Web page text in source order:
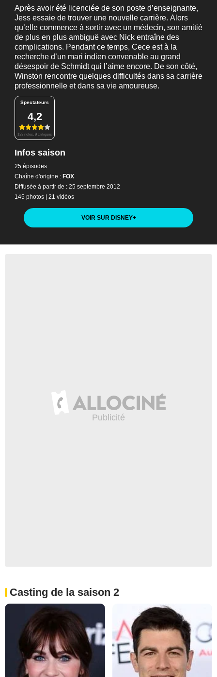
Après avoir été licenciée de son poste d’enseignante,
Jess essaie de trouver une nouvelle carrière. Alors
qu’elle commence à sortir avec un médecin, son amitié
de plus en plus ambiguë avec Nick entraîne des
complications. Pendant ce temps, Cece est à la
recherche d’un mari indien convenable au grand
désespoir de Schmidt qui l’aime encore. De son côté,
Winston rencontre quelques difficultés dans sa carrière
professionnelle et dans sa vie amoureuse.
Spectateurs
4,2
133 notes, 9 critiques
Infos saison
25 épisodes
Chaîne d'origine : FOX
Diffusée à partir de : 25 septembre 2012
145 photos | 21 vidéos
VOIR SUR DISNEY+
Casting de la saison 2